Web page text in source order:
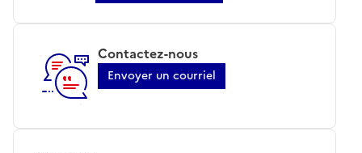
Contactez-nous
Envoyer un courriel